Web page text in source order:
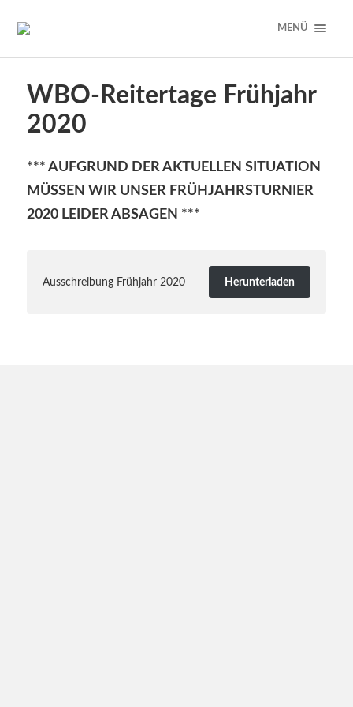
MENÜ
WBO-Reitertage Frühjahr
2020
*** AUFGRUND DER AKTUELLEN SITUATION
MÜSSEN WIR UNSER FRÜHJAHRSTURNIER
2020 LEIDER ABSAGEN ***
Ausschreibung Frühjahr 2020 Herunterladen